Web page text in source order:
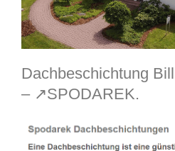
Dachbeschichtung
– ↗️SPODAREK.